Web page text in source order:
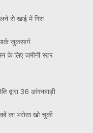
से खाई में गिरा
जुकरबर्ग
के लिए जमीनी स्तर
द्वारा 36 आंगनबाड़ी
का भरोसा खो चुकी